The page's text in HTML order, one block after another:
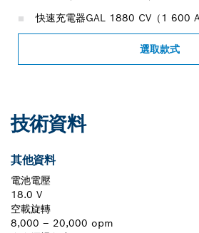
快速充電器GAL 1880 CV（1 600
選取款式
技術資料
其他資料
電池電壓
18.0 V
空載旋轉
8,000 – 20,000 opm